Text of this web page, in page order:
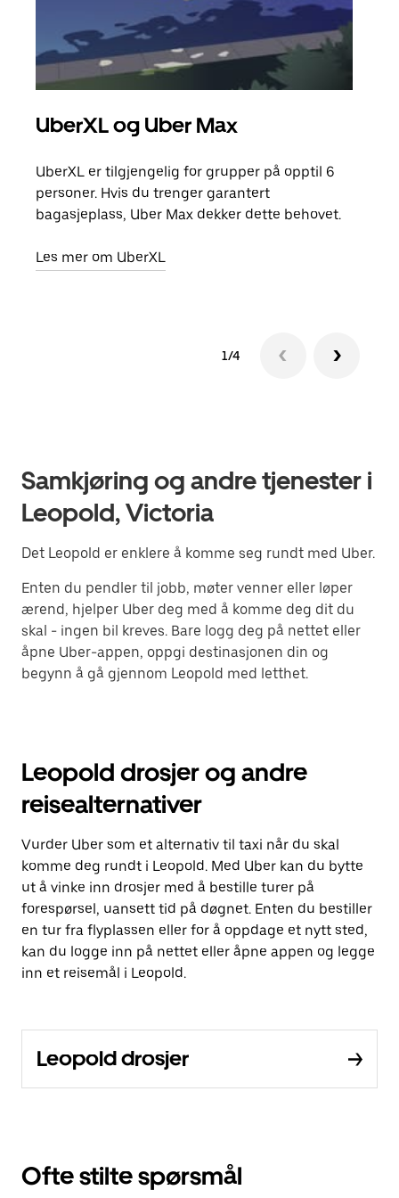
UberXL og Uber Max
UberXL er tilgjengelig for grupper på opptil 6
personer. Hvis du trenger garantert
bagasjeplass, Uber Max dekker dette behovet.
Les mer om UberXL
1/4
Samkjøring og andre tjenester i
Leopold, Victoria
Det Leopold er enklere å komme seg rundt med Uber.
Enten du pendler til jobb, møter venner eller løper
ærend, hjelper Uber deg med å komme deg dit du
skal - ingen bil kreves. Bare logg deg på nettet eller
åpne Uber-appen, oppgi destinasjonen din og
begynn å gå gjennom Leopold med letthet.
Leopold drosjer og andre
reisealternativer
Vurder Uber som et alternativ til taxi når du skal
komme deg rundt i Leopold. Med Uber kan du bytte
ut å vinke inn drosjer med å bestille turer på
forespørsel, uansett tid på døgnet. Enten du bestiller
en tur fra flyplassen eller for å oppdage et nytt sted,
kan du logge inn på nettet eller åpne appen og legge
inn et reisemål i Leopold.
Leopold drosjer
Ofte stilte spørsmål